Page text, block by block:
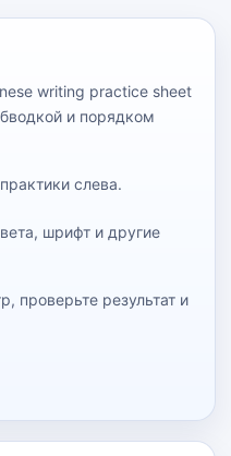
writing practice sheet
и порядком
слева.
шрифт и другие
проверьте результат и